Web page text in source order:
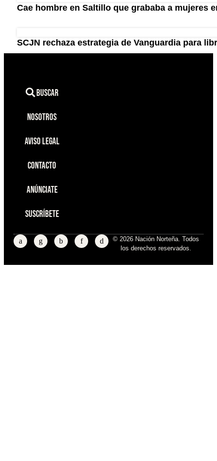
Cae hombre en Saltillo que grababa a mujeres
SCJN rechaza estrategia de Vanguardia para
Buscar
Nosotros
Aviso Legal
Contacto
Anúnciate
Suscríbete
© 2026 Nación Norteña. Todos
los derechos reservados.